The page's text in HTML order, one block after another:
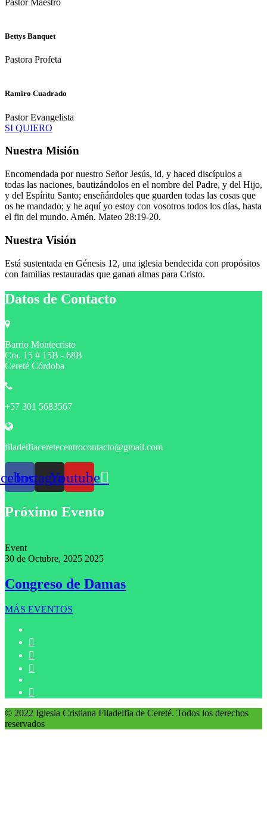
Pastor Maestro
Bettys Banquet
Pastora Profeta
Ramiro Cuadrado
Pastor Evangelista
SI QUIERO
Nuestra Misión
Encomendada por nuestro Señor Jesús, id, y haced discípulos a
todas las naciones, bautizándolos en el nombre del Padre, y del Hijo,
y del Espíritu Santo; enseñándoles que guarden todas las cosas que
os he mandado; y he aquí yo estoy con vosotros todos los días, hasta
el fin del mundo. Amén. Mateo 28:19-20.
Nuestra Visión
Está sustentada en Génesis 12, una iglesia bendecida con propósitos
con familias restauradas que ganan almas para Cristo.
Datos de Contacto
Barrio Montecristo
Cra. 15 # 15B - 68B
Cereté Córdoba
+57 301 5683567
filadelfiaceretecentrocontacto@gmail.com
InstagramYoutube
Próximo Evento
Event
30 de Octubre, 2025 2025
Congreso de Damas
MÁS EVENTOS
© 2022 Iglesia Cristiana Filadelfia de Cereté. Todos los derechos
reservados